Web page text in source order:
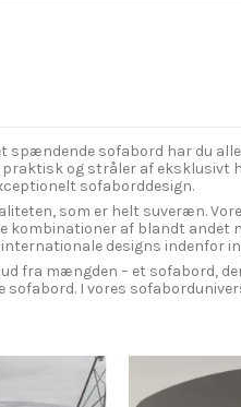
spændende sofabord har du
praktisk og stråler af
sofaborddesign.
som er helt suveræn.
kombinationer af blandt
designs indenfor
fra mængden – et sofabord,
I vores